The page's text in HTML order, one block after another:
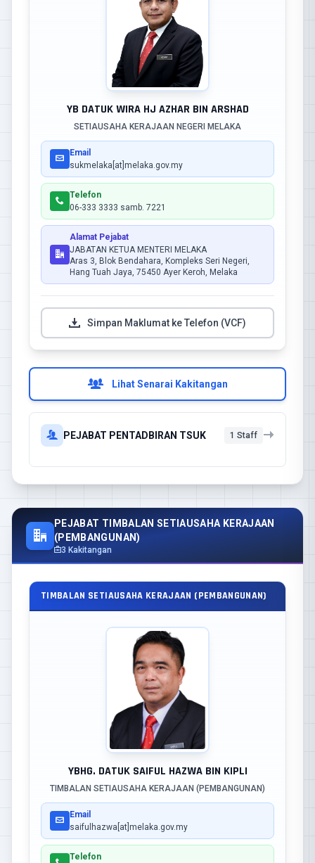
YB DATUK WIRA HJ AZHAR BIN ARSHAD
SETIAUSAHA KERAJAAN NEGERI MELAKA
Email
sukmelaka[at]melaka.gov.my
Telefon
06-333 3333 samb. 7221
Alamat Pejabat
JABATAN KETUA MENTERI MELAKA
Aras 3, Blok Bendahara, Kompleks Seri Negeri,
Hang Tuah Jaya, 75450 Ayer Keroh, Melaka
Simpan Maklumat ke Telefon (VCF)
Lihat Senarai Kakitangan
PEJABAT PENTADBIRAN TSUK 1 Staff
PEJABAT TIMBALAN SETIAUSAHA KERAJAAN
(PEMBANGUNAN)
3 Kakitangan
TIMBALAN SETIAUSAHA KERAJAAN (PEMBANGUNAN)
YBHG. DATUK SAIFUL HAZWA BIN KIPLI
TIMBALAN SETIAUSAHA KERAJAAN (PEMBANGUNAN)
Email
saifulhazwa[at]melaka.gov.my
Telefon